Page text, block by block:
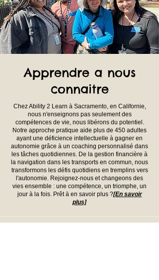
Apprendre a nous
connaitre
Chez Ability 2 Learn à Sacramento, en Californie,
nous n'enseignons pas seulement des
compétences de vie, nous libérons du potentiel.
Notre approche pratique aide plus de 450 adultes
ayant une déficience intellectuelle à gagner en
autonomie grâce à un coaching personnalisé dans
les tâches quotidiennes. De la gestion financière à
la navigation dans les transports en commun, nous
transformons les défis quotidiens en tremplins vers
l'autonomie. Rejoignez-nous et changeons des
vies ensemble : une compétence, un triomphe, un
jour à la fois. Prêt à en savoir plus ?[En savoir
plus]